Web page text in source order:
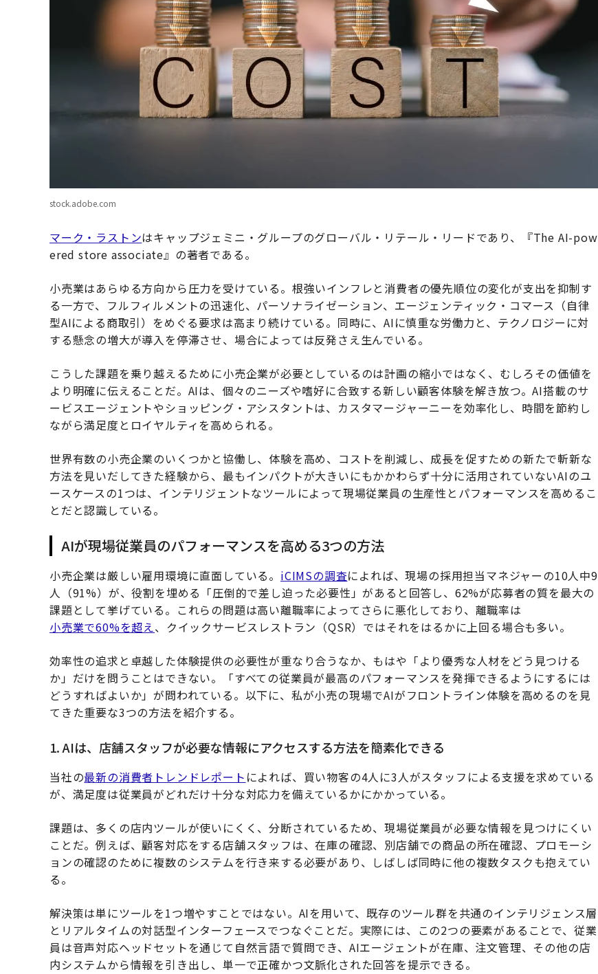
stock.adobe.com
マーク・ラストンはキャップジェミニ・グループのグローバル・リテール・リードであり、『The AI-pow
ered store associate』の著者である。
小売業はあらゆる方向から圧力を受けている。根強いインフレと消費者の優先順位の変化が支出を抑制す
る一方で、フルフィルメントの迅速化、パーソナライゼーション、エージェンティック・コマース（自律
型AIによる商取引）をめぐる要求は高まり続けている。同時に、AIに慎重な労働力と、テクノロジーに対
する懸念の増大が導入を停滞させ、場合によっては反発さえ生んでいる。
こうした課題を乗り越えるために小売企業が必要としているのは計画の縮小ではなく、むしろその価値を
より明確に伝えることだ。AIは、個々のニーズや嗜好に合致する新しい顧客体験を解き放つ。AI搭載のサ
ービスエージェントやショッピング・アシスタントは、カスタマージャーニーを効率化し、時間を節約し
ながら満足度とロイヤルティを高められる。
世界有数の小売企業のいくつかと協働し、体験を高め、コストを削減し、成長を促すための新たで斬新な
方法を見いだしてきた経験から、最もインパクトが大きいにもかかわらず十分に活用されていないAIのユ
ースケースの1つは、インテリジェントなツールによって現場従業員の生産性とパフォーマンスを高めるこ
とだと認識している。
AIが現場従業員のパフォーマンスを高める3つの方法
小売企業は厳しい雇用環境に直面している。 iCIMSの調査によれば、現場の採用担当マネジャーの10人中9
人（91%）が、役割を埋める「圧倒的で差し迫った必要性」があると回答し、62%が応募者の質を最大の
課題として挙げている。これらの問題は高い離職率によってさらに悪化しており、離職率は
小売業で60%を超え、クイックサービスレストラン（QSR）ではそれをはるかに上回る場合も多い。
効率性の追求と卓越した体験提供の必要性が重なり合うなか、もはや「より優秀な人材をどう見つける
か」だけを問うことはできない。「すべての従業員が最高のパフォーマンスを発揮できるようにするには
どうすればよいか」が問われている。以下に、私が小売の現場でAIがフロントライン体験を高めるのを見
てきた重要な3つの方法を紹介する。
1. AIは、店舗スタッフが必要な情報にアクセスする方法を簡素化できる
当社の最新の消費者トレンドレポート によれば、買い物客の4人に3人がスタッフによる支援を求めている
が、満足度は従業員がどれだけ十分な対応力を備えているかにかかっている。
課題は、多くの店内ツールが使いにくく、分断されているため、現場従業員が必要な情報を見つけにくい
ことだ。例えば、顧客対応をする店舗スタッフは、在庫の確認、別店舗での商品の所在確認、プロモーシ
ョンの確認のために複数のシステムを行き来する必要があり、しばしば同時に他の複数タスクも抱えてい
る。
解決策は単にツールを1つ増やすことではない。AIを用いて、既存のツール群を共通のインテリジェンス層
とリアルタイムの対話型インターフェースでつなぐことだ。実際には、この2つの要素があることで、従業
員は音声対応ヘッドセットを通じて自然言語で質問でき、AIエージェントが在庫、注文管理、その他の店
内システムから情報を引き出し、単一で正確かつ文脈化された回答を提示できる。